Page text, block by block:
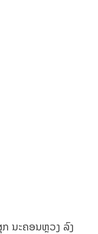
ນະຄອນຫຼວງ ລົງ